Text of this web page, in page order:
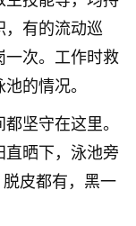
，有的流动巡
一次。工作时救
的情况。
坚守在这里。
直晒下，泳池旁
皮都有，黑一